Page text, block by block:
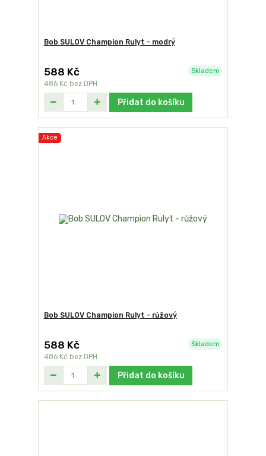
Bob SULOV Champion Rulyt - modrý
588 Kč
486 Kč bez DPH
Skladem
Přidat do košíku
Akce
Bob SULOV Champion Rulyt - růžový
588 Kč
486 Kč bez DPH
Skladem
Přidat do košíku